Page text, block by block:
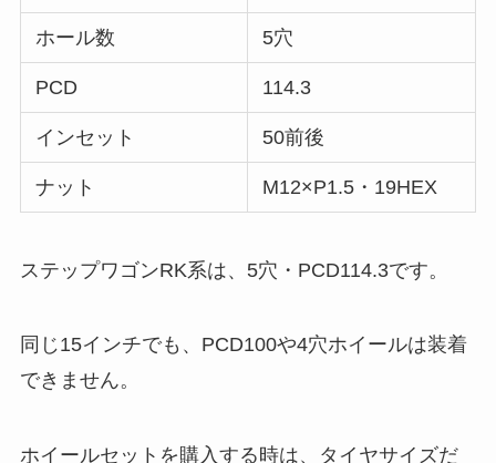
ホール数 5穴
PCD 114.3
インセット 50前後
ナット M12×P1.5・19HEX
ステップワゴンRK系は、5穴・PCD114.3です。
同じ15インチでも、PCD100や4穴ホイールは装着
できません。
ホイールセットを購入する時は、タイヤサイズだ